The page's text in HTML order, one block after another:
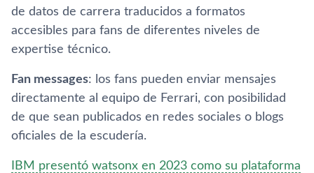
de datos de carrera traducidos a formatos
accesibles para fans de diferentes niveles de
expertise técnico.
Fan messages: los fans pueden enviar mensajes
directamente al equipo de Ferrari, con posibilidad
de que sean publicados en redes sociales o blogs
oficiales de la escudería.
IBM presentó watsonx en 2023 como su plataforma